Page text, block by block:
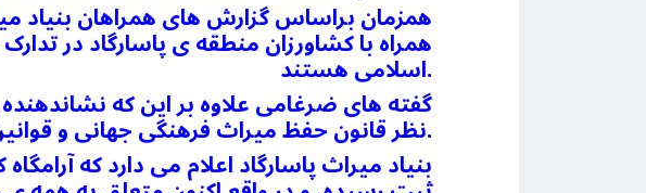
همزمان براساس گزارش های همراهان بنیاد
همراه با کشاورزان منطقه ی پاسارگاد در
اسلامی هستند.
گفته های ضرغامی علاوه بر این که
نظر قانون حفظ میراث فرهنگی جهانی و قوانین یونسکو، و سازمان ملل متحد نیز غیرقانونی می باشد.
بنیاد میراث پاسارگاد اعلام می دارد که